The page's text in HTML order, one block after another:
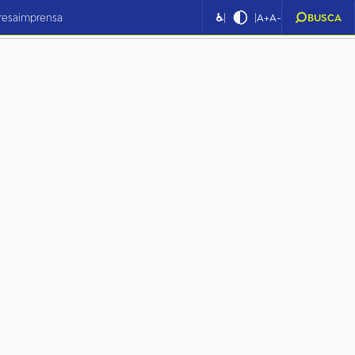
imprensa ♿| |A+A- BUSCA